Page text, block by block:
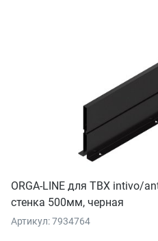
ORGA-LINE для TBX intivo/
стенка 500мм, черная
Артикул: 7934764